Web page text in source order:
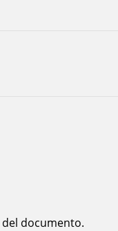
documento.